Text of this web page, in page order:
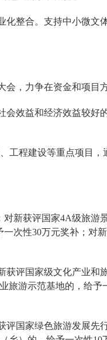
整合。支持中小微文
，力争在资金和项目方
效益和经济效益较好
程建设等重点项目，
获评国家4A级旅游
次性30万元奖补；对
评国家级文化产业和
旅游示范基地的，给
家绿色旅游发展先